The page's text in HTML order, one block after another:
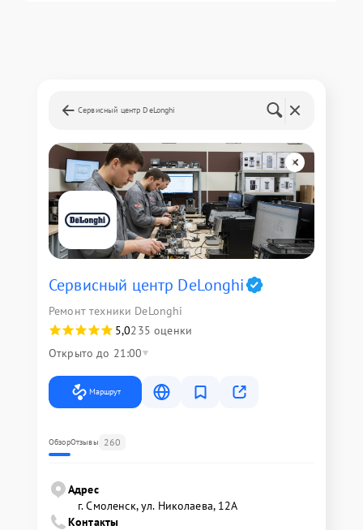
Сервисный центр DeLonghi
Сервисный центр DeLonghi
Ремонт техники DeLonghi
5,0235 оценки
Открыто до 21:00
Маршрут
ОбзорОтзывы 260
Адрес
г. Смоленск, ул. Николаева, 12А
Контакты